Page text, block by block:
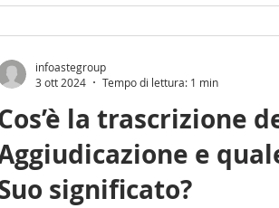
la trascrizione
e
significato?
infoastegroup
3 ott 2024
Tempo di lettura: 1 min